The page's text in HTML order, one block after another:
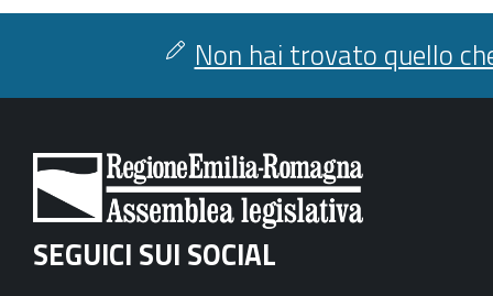
Non hai trovato quello
SEGUICI SUI SOCIAL